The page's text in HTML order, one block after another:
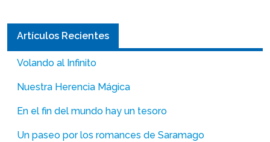
Artículos Recientes
Volando al Infinito
Nuestra Herencia Mágica
En el fin del mundo hay un tesoro
Un paseo por los romances de Saramago